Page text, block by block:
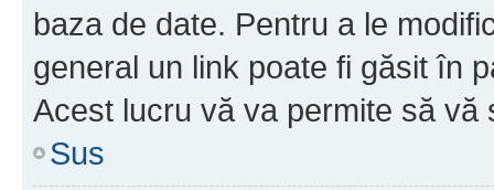
baza de date. Pentru a le
general un link poate fi găsit în
Acest lucru vă va permite să vă
Sus